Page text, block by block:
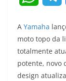
a
t
s
l
e
g
A Yamaha
moto topo da
totalmente
potente, novo
design